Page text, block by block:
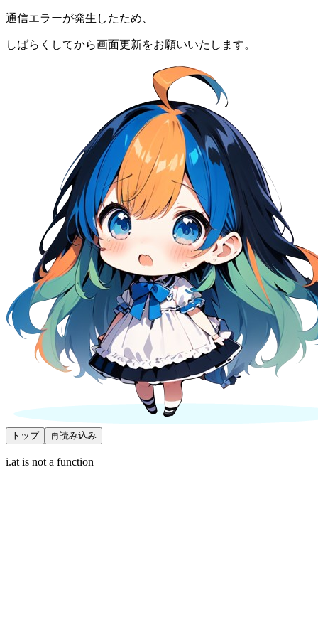
通信エラーが発生したため、
しばらくしてから画面更新をお願いいたします。
トップ 再読み込み
i.at is not a function